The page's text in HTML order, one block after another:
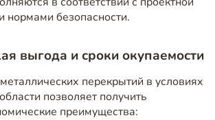
нормами безопасности.
выгода и сроки окупаемости
перекрытий в условиях
позволяет получить
преимущества: